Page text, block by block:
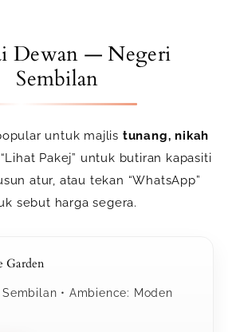
Dewan — Negeri
Sembilan
untuk majlis tunang, nikah
“Lihat Pakej” untuk butiran kapasiti
atur, atau tekan “WhatsApp”
sebut harga segera.
Garden
Sembilan • Ambience: Moden